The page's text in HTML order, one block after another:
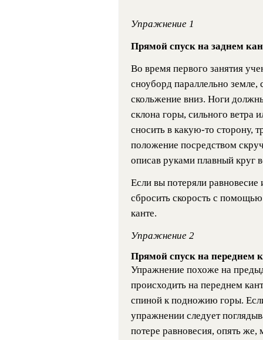
Упражнение 1
Прямой спуск на заднем
Во время первого занятия
сноуборд параллельно земле,
скольжение вниз. Ноги
склона горы, сильного ветра
сносить в какую-то сторону,
положение посредством
описав руками плавный круг
Если вы потеряли
сбросить скорость с
канте.
Упражнение 2
Прямой спуск на переднем
Упражнение похоже на
происходить на переднем
спиной к подножию горы.
упражнении следует
потере равновесия, опять